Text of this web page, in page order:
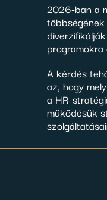
2026-ban a
programokra
A kérdés
az, hogy
a HR-
működésük